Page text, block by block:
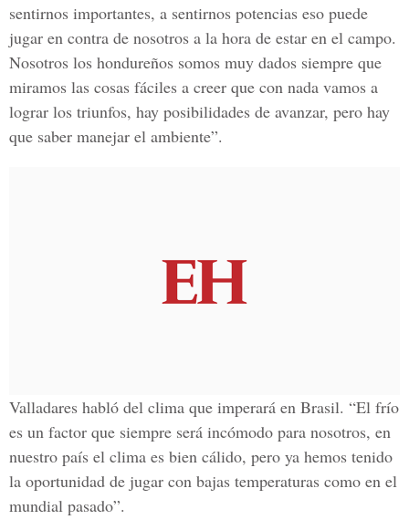
sentirnos importantes, a sentirnos potencias eso puede
jugar en contra de nosotros a la hora de estar en el campo.
Nosotros los hondureños somos muy dados siempre que
miramos las cosas fáciles a creer que con nada vamos a
lograr los triunfos, hay posibilidades de avanzar, pero hay
que saber manejar el ambiente”.
Valladares habló del clima que imperará en Brasil. “El frío
es un factor que siempre será incómodo para nosotros, en
nuestro país el clima es bien cálido, pero ya hemos tenido
la oportunidad de jugar con bajas temperaturas como en el
mundial pasado”.